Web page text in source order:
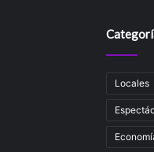
Locales